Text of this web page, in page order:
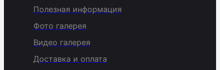
Полезная информация
Фото галерея
Видео галерея
Доставка и оплата